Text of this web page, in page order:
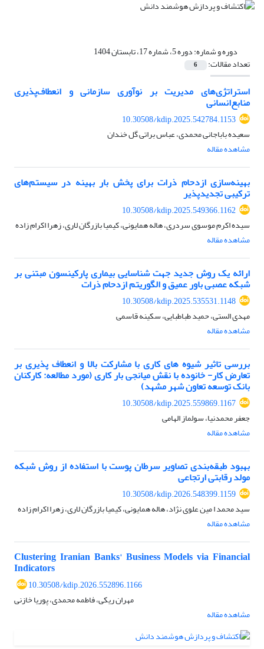
دوره و شماره:دوره 5، شماره 17، تابستان 1404
تعداد مقالات: 6
استراتژی‌های مدیریت بر نوآوری سازمانی و انعطاف‌پذیری
منابع‌انسانی
10.30508/kdip.2025.542784.1153
سعیده باباجانی محمدی، عباس براتی گل خندان
مشاهده مقاله
بهینه‌سازی ازدحام ذرات برای پخش بار بهینه در سیستم‌های
ترکیبی تجدیدپذیر
10.30508/kdip.2025.549366.1162
سیده اکرم موسوی سردری، هاله همایونی، کیمیا بازرگان لاری، زهرا اکرام زاده
مشاهده مقاله
ارائه یک روش جدید جهت شناسایی بیماری پارکینسون مبتنی بر
شبکه عصبی باور عمیق و الگوریتم ازدحام ذرات
10.30508/kdip.2025.535531.1148
مهدی الستی، حمید طباطبایی، سکینه قاسمی
مشاهده مقاله
بررسی تاثیر شیوه های کاری با مشارکت بالا و انعطاف پذیری بر
تعارض کار- خانوده با نقش میانجی بار کاری (مورد مطالعه: کارکنان
بانک توسعه تعاون شهر مشهد)
10.30508/kdip.2025.559869.1167
جعفر محمدنیا، سولماز الهامی
مشاهده مقاله
بهبود طبقه‌بندی تصاویر سرطان پوست با استفاده از روش شبکه
مولد رقابتی ارتجاعی
10.30508/kdip.2026.548399.1159
سید محمد ا مین علوی نژاد، هاله همایونی، کیمیا بازرگان لاری، زهرا اکرام زاده
مشاهده مقاله
Clustering Iranian Banks' Business Models via Financial
Indicators
10.30508/kdip.2026.552896.1166
مهران ریکی، فاطمه محمدی، پوریا خازنی
مشاهده مقاله